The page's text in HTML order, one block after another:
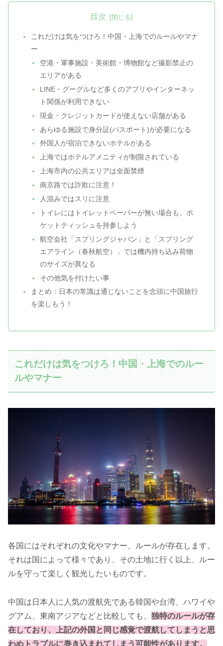
目次
これだけは気をつけろ！中国・上海でのルールやマナ
ー
空港・軍事施設・美術館・博物館など撮影禁止の
エリアがある
LINE・グーグルなど多くのアプリやインターネッ
ト関係が利用できない
現金・クレジットカードが使えない店舗がある
あらゆる施設で身分証(パスポート)が必要になる
外国人が宿泊できないホテルがある
上海ではホテルアメニティが制限されている
上海市内の公共エリアは全面禁煙
南京路では詐欺に注意！
人混みではスリに注意
トイレにはトイレットペーパーが無い場合も。ポ
ケットティッシュを持参しよう
航空会社「スプリングジャパン」と「スプリング
エアライン（春秋航空）」では機内持ち込み荷物
のサイズが異なる
その他気を付けたい事
まとめ：日本の常識は通じないことを念頭に中国旅行
を楽しもう！
これだけは気をつけろ！中国・上海でのルー
ルやマナー
各国にはそれぞれの文化やマナー、ルールが存在します。
それは国によって様々であり、その土地に行く以上、ルー
ルを守って楽しく観光したいものです。
中国は日本人に人気の渡航先である韓国や台湾、ハワイや
グアム、東南アジアなどと比較しても、 独特のルールが存
在しており、上記の外国と同じ感覚で渡航してしまうと思
わぬトラブルに巻き込まれてしまう可能性があります。